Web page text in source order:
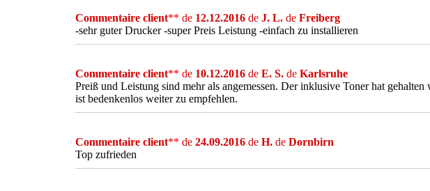
Commentaire client** de 12.12.2016 de J. L. de Freiberg
-sehr guter Drucker -super Preis Leistung -einfach zu installieren
Commentaire client** de 10.12.2016 de E. S. de Karlsruhe
Preiß und Leistung sind mehr als angemessen. Der inklusive Toner hat
ist bedenkenlos weiter zu empfehlen.
Commentaire client** de 24.09.2016 de H. de Dornbirn
Top zufrieden